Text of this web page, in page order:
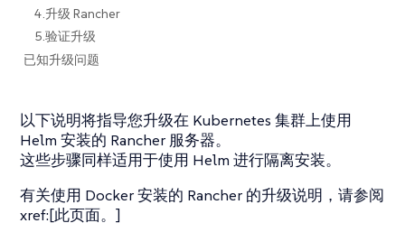
4.升级 Rancher
5.验证升级
已知升级问题
以下说明将指导您升级在 Kubernetes 集群上使用
Helm 安装的 Rancher 服务器。
这些步骤同样适用于使用 Helm 进行隔离安装。
有关使用 Docker 安装的 Rancher 的升级说明，请参阅
xref:[此页面。]